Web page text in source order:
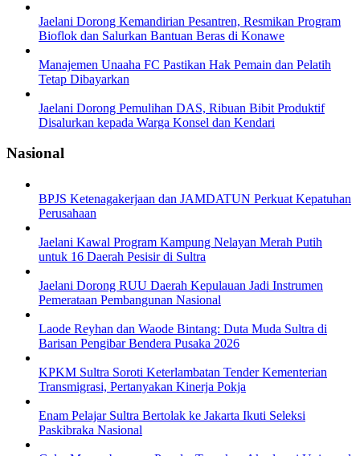
Jaelani Dorong Kemandirian Pesantren, Resmikan Program
Bioflok dan Salurkan Bantuan Beras di Konawe
Manajemen Unaaha FC Pastikan Hak Pemain dan Pelatih
Tetap Dibayarkan
Jaelani Dorong Pemulihan DAS, Ribuan Bibit Produktif
Disalurkan kepada Warga Konsel dan Kendari
Nasional
BPJS Ketenagakerjaan dan JAMDATUN Perkuat Kepatuhan
Perusahaan
Jaelani Kawal Program Kampung Nelayan Merah Putih
untuk 16 Daerah Pesisir di Sultra
Jaelani Dorong RUU Daerah Kepulauan Jadi Instrumen
Pemerataan Pembangunan Nasional
Laode Reyhan dan Waode Bintang: Duta Muda Sultra di
Barisan Pengibar Bendera Pusaka 2026
KPKM Sultra Soroti Keterlambatan Tender Kementerian
Transmigrasi, Pertanyakan Kinerja Pokja
Enam Pelajar Sultra Bertolak ke Jakarta Ikuti Seleksi
Paskibraka Nasional